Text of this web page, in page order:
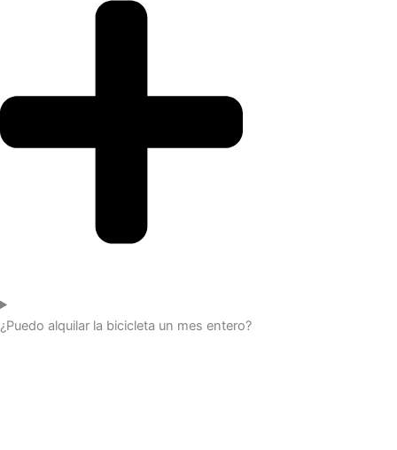
¿Puedo alquilar la bicicleta un mes entero?